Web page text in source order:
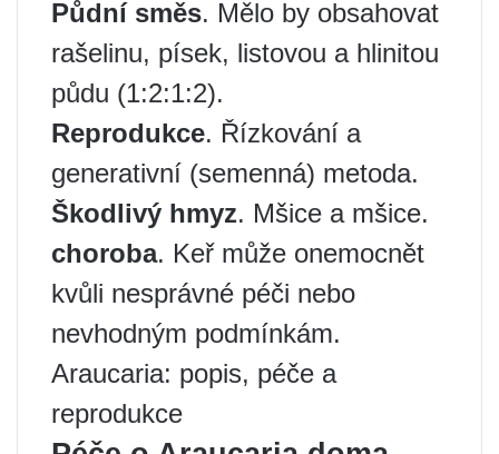
Půdní směs. Mělo by obsahovat
rašelinu, písek, listovou a hlinitou
půdu (1:2:1:2).
Reprodukce. Řízkování a
generativní (semenná) metoda.
Škodlivý hmyz. Mšice a mšice.
choroba. Keř může onemocnět
kvůli nesprávné péči nebo
nevhodným podmínkám.
Araucaria: popis, péče a
reprodukce